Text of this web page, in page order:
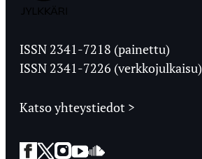
Ylioppilaslehti
ISSN 2341-7218 (painettu)
ISSN 2341-7226 (verkkojulkaisu)
Katso yhteystiedot >
Facebook
Twitter
Instagram
YouTube
SoundCloud